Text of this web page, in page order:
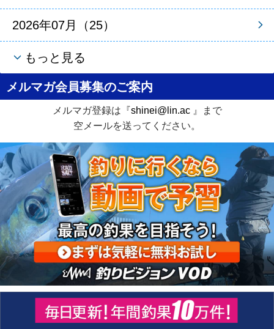
2026年07月（25）
もっと見る
メルマガ会員募集のご案内
メルマガ登録は『shinei@lin.ac』まで
空メールを送ってください。